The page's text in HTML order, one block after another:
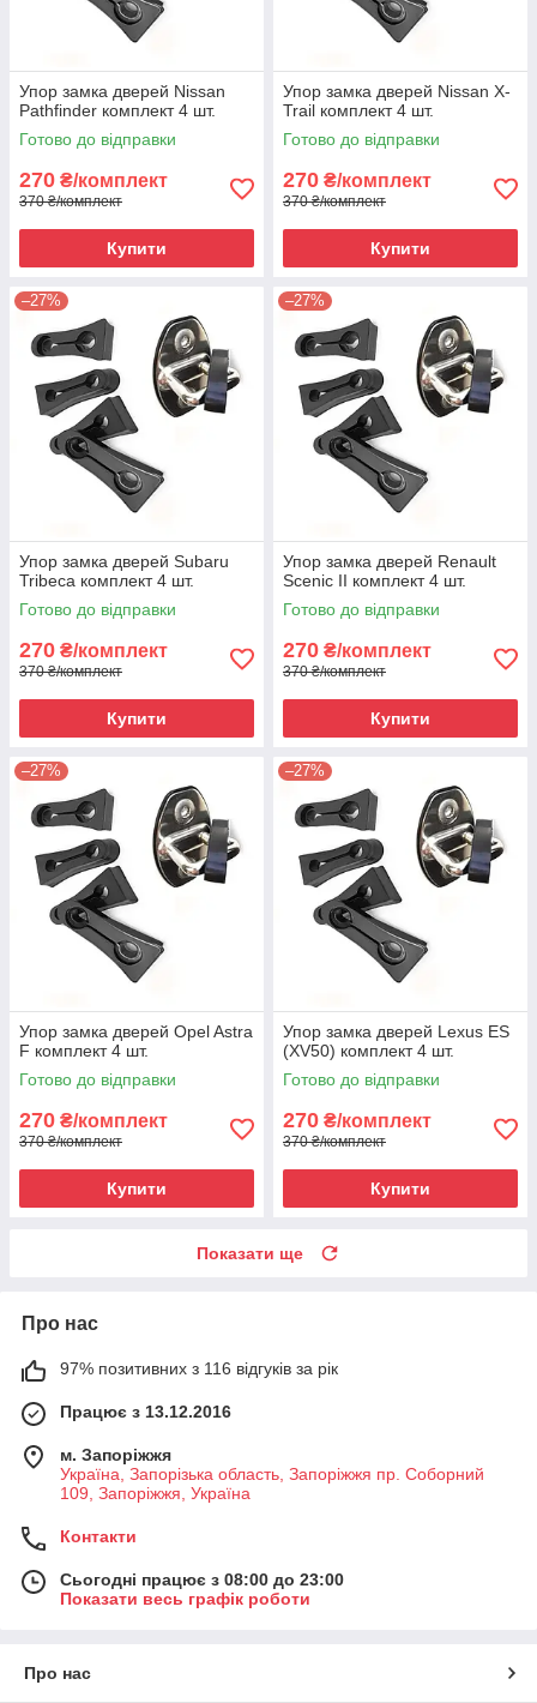
Упор замка дверей Nissan
Pathfinder комплект 4 шт.
Готово до відправки
270 ₴/комплект
370 ₴/комплект
Купити
Упор замка дверей Nissan X-
Trail комплект 4 шт.
Готово до відправки
270 ₴/комплект
370 ₴/комплект
Купити
–27%
Упор замка дверей Subaru
Tribeca комплект 4 шт.
Готово до відправки
270 ₴/комплект
370 ₴/комплект
Купити
–27%
Упор замка дверей Renault
Scenic II комплект 4 шт.
Готово до відправки
270 ₴/комплект
370 ₴/комплект
Купити
–27%
Упор замка дверей Opel Astra
F комплект 4 шт.
Готово до відправки
270 ₴/комплект
370 ₴/комплект
Купити
–27%
Упор замка дверей Lexus ES
(XV50) комплект 4 шт.
Готово до відправки
270 ₴/комплект
370 ₴/комплект
Купити
Показати ще
Про нас
97% позитивних з 116 відгуків за рік
Працює з 13.12.2016
м. Запоріжжя
Україна, Запорізька область, Запоріжжя пр. Соборний
109, Запоріжжя, Україна
Контакти
Сьогодні працює з 08:00 до 23:00
Показати весь графік роботи
Про нас